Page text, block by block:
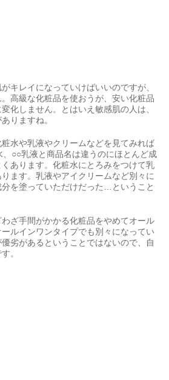
キレイになっていけばいいのですが、
高級な化粧品を使おうが、安い化粧品
化しません。とはいえ敏感肌の人は、
りますね。
水や乳液やクリームなどを見てみれば
○○乳液と商品名は違うのにほとんど成
あります。化粧水にとろみをつけて乳
ます。乳液やアイクリームなど別々に
を塗っていただけだった…ということ
ざ手間がかかる化粧品をやめてオール
ルインワンタイプでも別々になってい
劣があるということではないので、自
。